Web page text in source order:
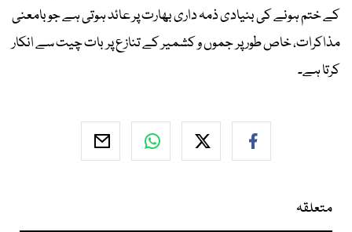
کے ختم ہونے کی بنیادی ذمہ داری بھارت پر عائد ہوتی ہے جو بامعنی
مذاکرات، خاص طور پر جموں و کشمیر کے تنازع پر بات چیت سے انکار
کرتا ہے۔
متعلقہ